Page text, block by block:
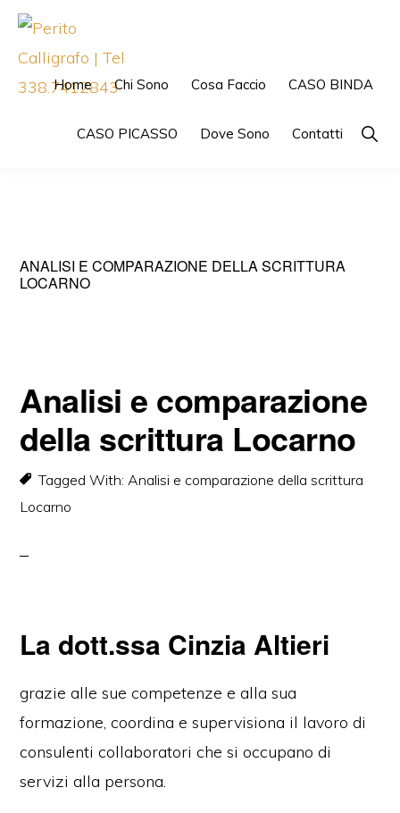
Skip
primary
Skip
CALLIGRAFO
Home Chi Sono Cosa Faccio CASO BINDA
CASO PICASSO Dove Sono Contatti Show
ANALISI E COMPARAZIONE DELLA SCRITTURA
LOCARNO
Analisi e comparazione
della scrittura Locarno
Tagged With:Analisi e comparazione della scrittura
Locarno
La dott.ssa Cinzia Altieri
grazie alle sue competenze e alla sua
formazione, coordina e supervisiona il lavoro di
consulenti collaboratori che si occupano di
servizi alla persona.